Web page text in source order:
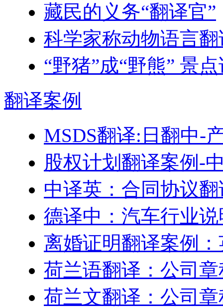
藏民的义务“翻译官”
科学家称动物语言
“野猪”成“野熊” 景
翻译案例
MSDS翻译:日翻中-
股权计划翻译案例-
中译英：合同协议
德译中：汽车行业
离婚证明翻译案例
荷兰语翻译：公司
荷兰文翻译：公司